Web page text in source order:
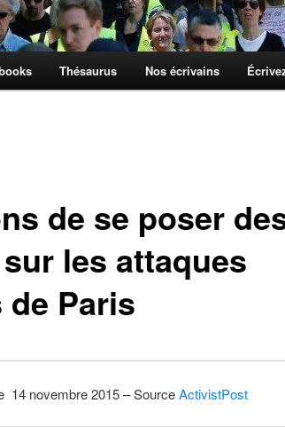
Thésaurus Nos écrivains
de se poser
les attaques
Paris
14 novembre 2015 – SourceActivistPost